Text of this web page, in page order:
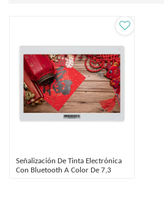
Señalización De Tinta Electrónica
Con Bluetooth A Color De 7,3